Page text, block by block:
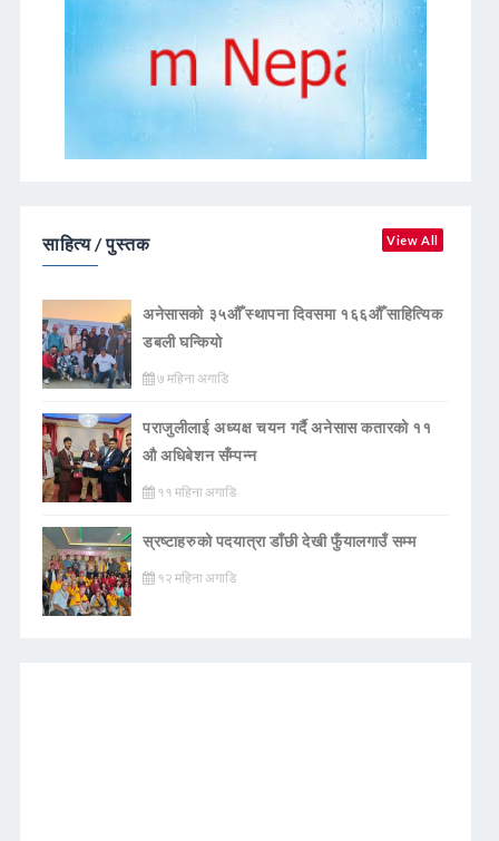
साहित्य / पुस्तक View All
अनेसासको ३५औँ स्थापना दिवसमा १६६औँ साहित्यिक
डबली घन्कियाे
७ महिना अगाडि
पराजुलीलाई अध्यक्ष चयन गर्दै अनेसास कतारको ११
औ अधिबेशन सँम्पन्न
११ महिना अगाडि
स्रष्टाहरुको पदयात्रा डाँछी देखी फुँयालगाउँ सम्म
१२ महिना अगाडि